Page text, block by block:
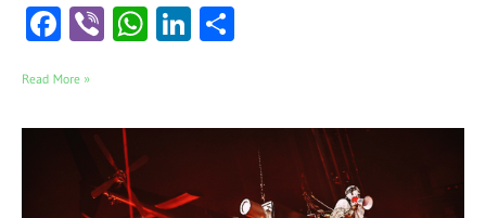
Facebook
ViberWhatsApp
LinkedIn
Read More »